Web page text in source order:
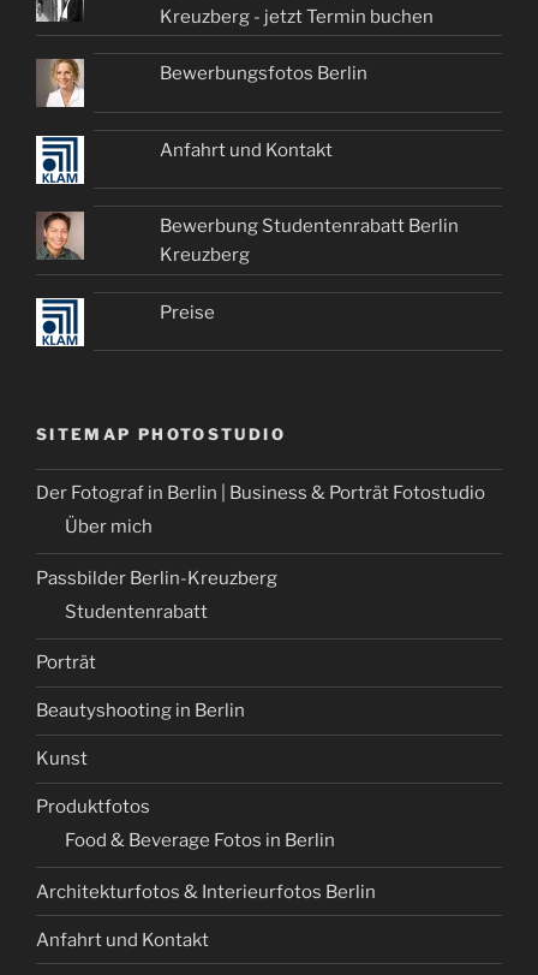
Kreuzberg - jetzt Termin buchen
Bewerbungsfotos Berlin
Anfahrt und Kontakt
Bewerbung Studentenrabatt Berlin
Kreuzberg
Preise
SITEMAP PHOTOSTUDIO
Der Fotograf in Berlin | Business & Porträt Fotostudio
Über mich
Passbilder Berlin-Kreuzberg
Studentenrabatt
Porträt
Beautyshooting in Berlin
Kunst
Produktfotos
Food & Beverage Fotos in Berlin
Architekturfotos & Interieurfotos Berlin
Anfahrt und Kontakt